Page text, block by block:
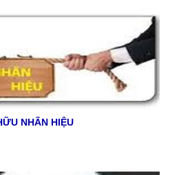
NHÃN HIỆU